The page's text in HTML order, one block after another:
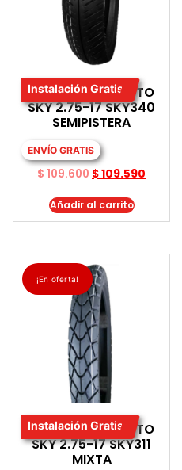
Instalación Gratis
LLANTA PARA MOTO
SKY 2.75-17 SKY340
SEMIPISTERA
ENVÍO GRATIS
$109.600 $109.590
Añadir al carrito
¡En oferta!
Instalación Gratis
LLANTA PARA MOTO
SKY 2.75-17 SKY311
MIXTA